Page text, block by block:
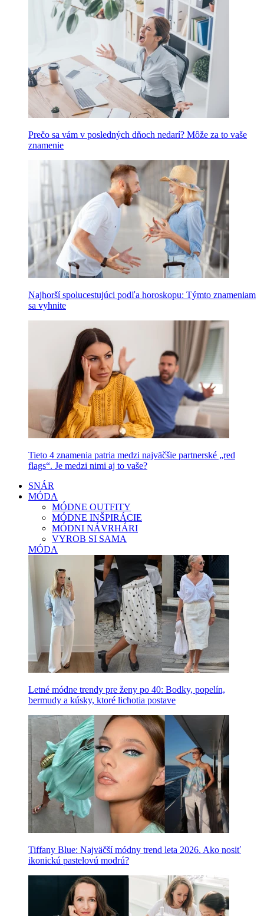
Prečo sa vám v posledných dňoch nedarí? Môže za to vaše
znamenie
Najhorší spolucestujúci podľa horoskopu: Týmto znameniam
sa vyhnite
Tieto 4 znamenia patria medzi najväčšie partnerské „red
flags“. Je medzi nimi aj to vaše?
SNÁR
MÓDA
MÓDNE OUTFITY
MÓDNE INŠPIRÁCIE
MÓDNI NÁVRHÁRI
VYROB SI SAMA
MÓDA
Letné módne trendy pre ženy po 40: Bodky, popelín,
bermudy a kúsky, ktoré lichotia postave
Tiffany Blue: Najväčší módny trend leta 2026. Ako nosiť
ikonickú pastelovú modrú?